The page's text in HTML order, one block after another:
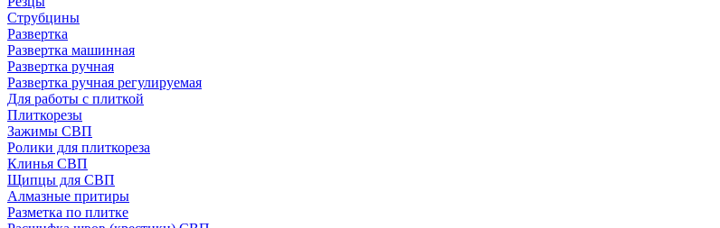
Струбцины
Развертка
Развертка машинная
Развертка ручная
Развертка ручная регулируемая
Для работы с плиткой
Плиткорезы
Зажимы СВП
Ролики для плиткореза
Клинья СВП
Щипцы для СВП
Алмазные притиры
Разметка по плитке